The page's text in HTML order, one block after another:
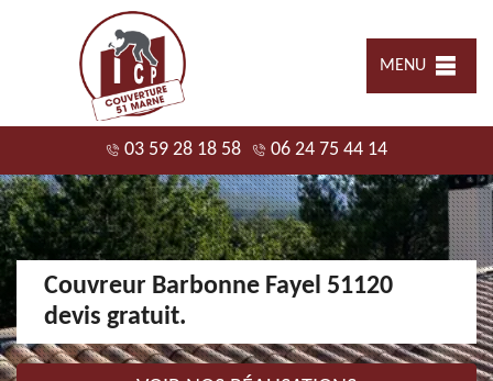
MENU
03 59 28 18 58 06 24 75 44 14
Couvreur Barbonne Fayel 51120
devis gratuit.